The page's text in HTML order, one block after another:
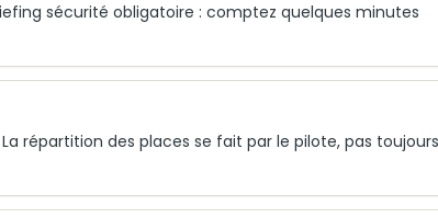
sécurité obligatoire : comptez quelques minutes
répartition des places se fait par le pilote, pas toujours